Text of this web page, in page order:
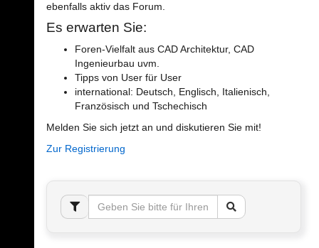
ebenfalls aktiv das Forum.
Es erwarten Sie:
Foren-Vielfalt aus CAD Architektur, CAD
Ingenieurbau uvm.
Tipps von User für User
international: Deutsch, Englisch, Italienisch,
Französisch und Tschechisch
Melden Sie sich jetzt an und diskutieren Sie mit!
Zur Registrierung